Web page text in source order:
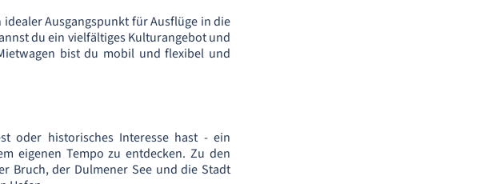
Ausgangspunkt für Ausflüge in die
du ein vielfältiges Kulturangebot und
bist du mobil und flexibel und
oder historisches Interesse hast - ein
eigenen Tempo zu entdecken. Zu den
Bruch, der Dulmener See und die Stadt